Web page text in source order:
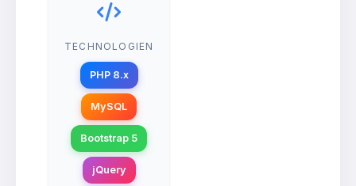
TECHNOLOGIEN
PHP 8.x
MySQL
Bootstrap 5
jQuery